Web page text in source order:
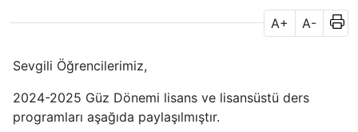
A+ A-
Sevgili Öğrencilerimiz,
2024-2025 Güz Dönemi lisans ve lisansüstü ders
programları aşağıda paylaşılmıştır.